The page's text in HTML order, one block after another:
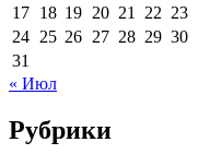
17 18 19 20 21 22 23
24 25 26 27 28 29 30
31
« Июл
Рубрики